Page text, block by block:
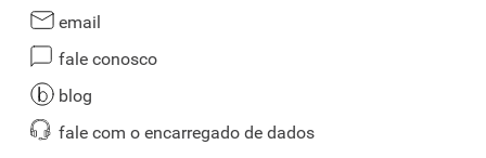
email
fale conosco
blog
fale com o encarregado de dados